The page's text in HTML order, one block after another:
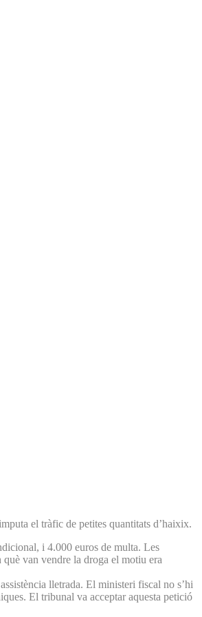
el tràfic de petites quantitats d’haixix.
i 4.000 euros de multa. Les
què van vendre la droga el motiu era
lletrada. El ministeri fiscal no s’hi
El tribunal va acceptar aquesta petició